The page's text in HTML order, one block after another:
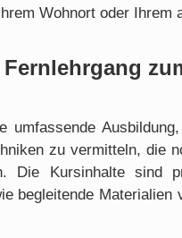
Wohnort oder Ihrem
Fernlehrgang
umfassende
zu vermitteln, die
Die Kursinhalte sind
begleitende